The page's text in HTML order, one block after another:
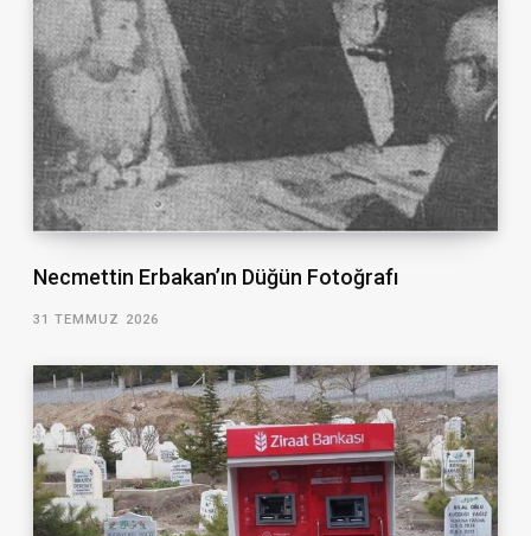
Necmettin Erbakan’ın Düğün Fotoğrafı
31 TEMMUZ 2026